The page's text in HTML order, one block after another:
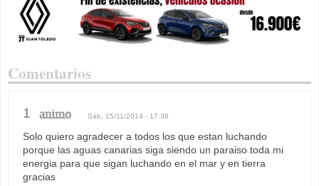
Comentarios
1 animo Sáb, 15/11/2014 - 17:38
Solo quiero agradecer a todos los que estan luchando
porque las aguas canarias siga siendo un paraiso toda mi
energia para que sigan luchando en el mar y en tierra
gracias